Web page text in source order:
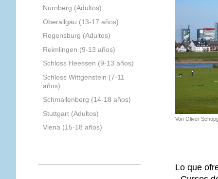
Von Oliver
Lo que
Nürnberg (Adultos)
Oberallgäu (13-17 años)
Regensburg (Adultos)
Reimlingen (9-13 años)
Schloss Heessen (9-13 años)
Schloss Wittgenstein (7-11
años)
Schmallenberg (14-18 años)
Stuttgart (Adultos)
Viena (15-18 años)